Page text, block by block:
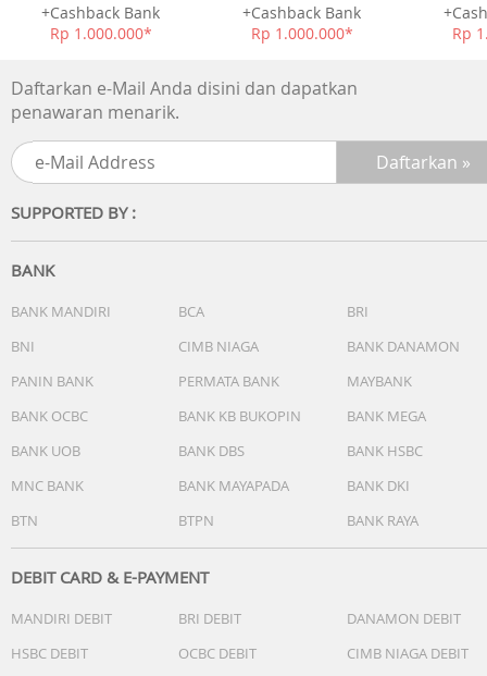
+Cashback Bank
Rp 1.000.000*
+Cashback Bank
Rp 1.000.000*
Rp
Daftarkan e-Mail Anda disini dan dapatkan
penawaran menarik.
SUPPORTED BY :
BANK
BANK MANDIRI BCA
BRI
BNI
CIMB NIAGA
BANK DANAMON
PANIN BANK
PERMATA BANK
MAYBANK
BANK OCBC
BANK KB BUKOPIN
BANK MEGA
BANK UOB
BANK DBS
BANK HSBC
MNC BANK
BANK MAYAPADA
BANK DKI
BTN
BTPN BANK RAYA
DEBIT CARD & E-PAYMENT
MANDIRI DEBIT BRI DEBIT
DANAMON DEBIT
HSBC DEBIT
OCBC DEBIT
CIMB NIAGA DEBIT